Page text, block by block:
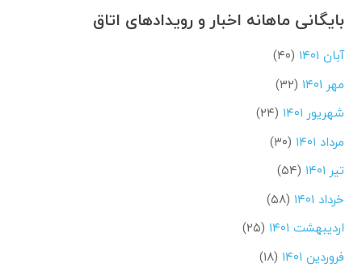
بایگانی ماهانه اخبار و رویدادهای اتاق
آبان ۱۴۰۱
(۴۰)
مهر ۱۴۰۱
(۳۲)
شهریور ۱۴۰۱
(۲۴)
مرداد ۱۴۰۱
(۳۰)
تیر ۱۴۰۱
(۵۴)
خرداد ۱۴۰۱
(۵۸)
اردیبهشت ۱۴۰۱
(۲۵)
فروردین ۱۴۰۱
(۱۸)